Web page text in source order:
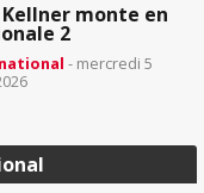
Kellner monte en
2
- mercredi 5